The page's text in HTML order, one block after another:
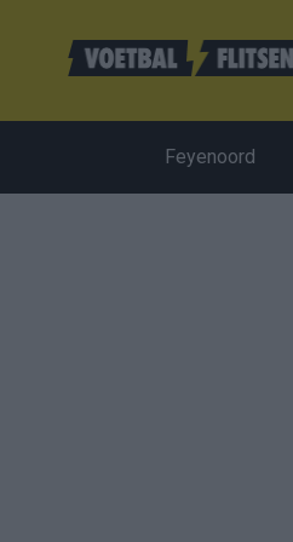
Feyenoord